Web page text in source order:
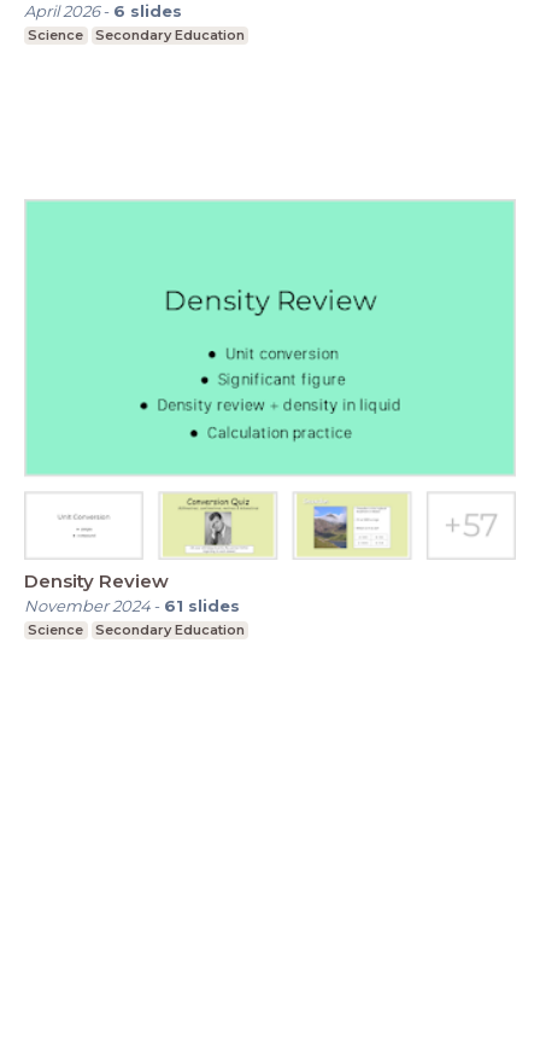
April 2026- 6 slides
Science Secondary Education
Density Review
November 2024- 61 slides
Science Secondary Education